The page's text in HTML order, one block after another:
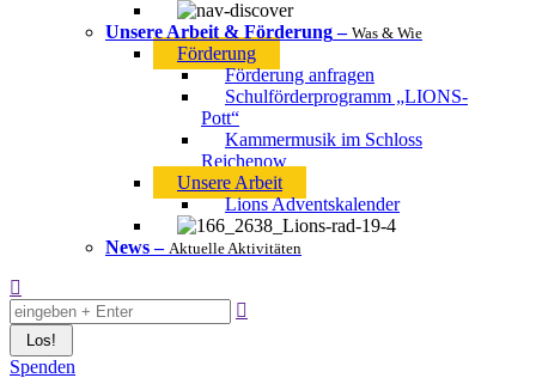
Unsere Arbeit & Förderung– Was & Wie
Förderung
Förderung anfragen
Schulförderprogramm „LIONS-
Pott“
Kammermusik im Schloss
Reichenow
Unsere Arbeit
Lions Adventskalender
News– Aktuelle Aktivitäten
Search:
Spenden